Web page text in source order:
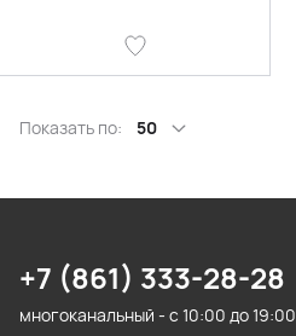
Показать по: 50
+7 (861) 333-28-28
многоканальный - с 10:00 до 19:00